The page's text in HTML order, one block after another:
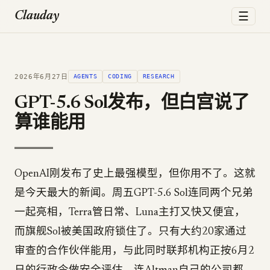
Clauday ☰
2026年6月27日 AGENTS CODING RESEARCH
GPT-5.6 Sol发布，但白宫说了
算谁能用
OpenAI刚发布了史上最强模型，但你用不了。这就
是今天最大的新闻。周五GPT-5.6 Sol连同两个兄弟
一起亮相，Terra管日常、Luna主打又快又便宜，
而旗舰Sol被美国政府锁住了。只有大约20家通过
审查的合作伙伴能用，与此同时联邦机构正按6月2